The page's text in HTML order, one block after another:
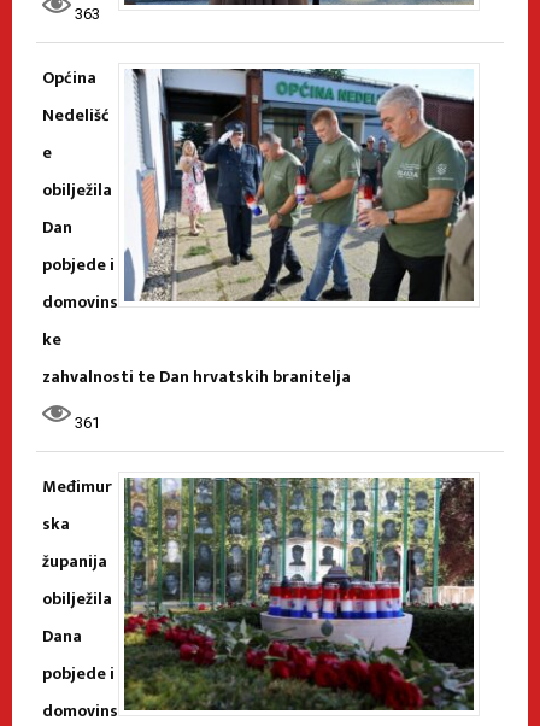
363
Općina
Nedelišć
e
obilježila
Dan
pobjede i
domovins
ke
zahvalnosti te Dan hrvatskih branitelja
361
Međimur
ska
županija
obilježila
Dana
pobjede i
domovins